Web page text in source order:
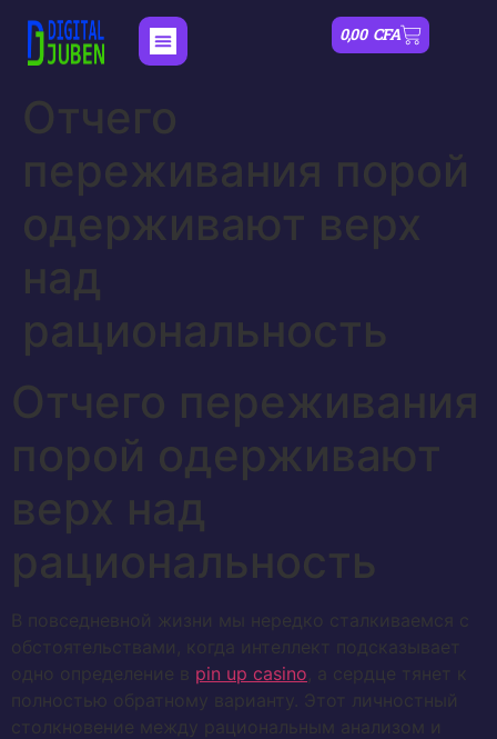
0,00 CFA
Отчего
переживания порой
одерживают верх
над
рациональность
Отчего переживания
порой одерживают
верх над
рациональность
В повседневной жизни мы нередко сталкиваемся с
обстоятельствами, когда интеллект подсказывает
одно определение в pin up casino , а сердце тянет к
полностью обратному варианту. Этот личностный
столкновение между рациональным анализом и